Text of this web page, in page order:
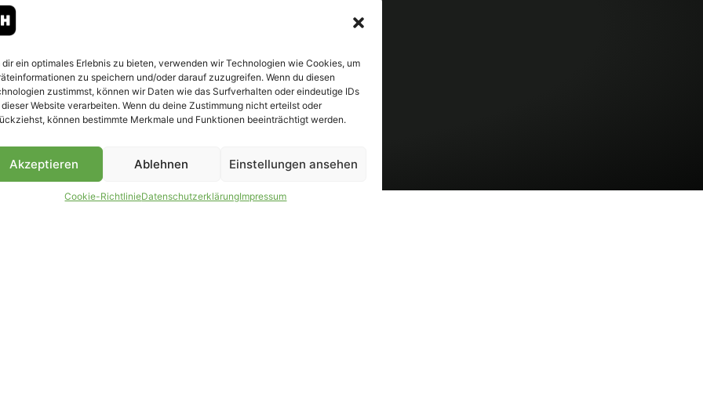
dir ein optimales Erlebnis zu bieten, verwenden wir Technologien wie Cookies, um
zu speichern und/oder darauf zuzugreifen. Wenn du diesen
zustimmst, können wir Daten wie das Surfverhalten oder eindeutige IDs
Website verarbeiten. Wenn du deine Zustimmung nicht erteilst oder
können bestimmte Merkmale und Funktionen beeinträchtigt werden.
Akzeptieren Ablehnen Einstellungen ansehen
Cookie-RichtlinieDatenschutzerklärungImpressum